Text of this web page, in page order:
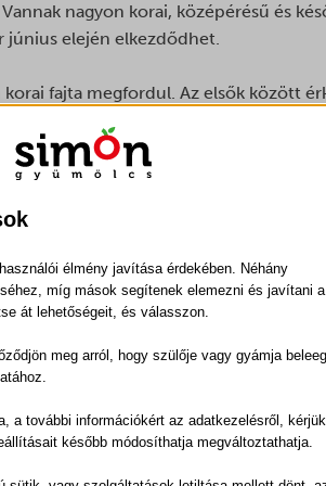
nagyon korai, középérésű és
június elején elkezdődhet.
fajta megfordul. Az elsők között
már a szezon elején kiváló
klasszikusabb, sokak által ismert és
kajszi, amelyek jellemzően július
sárgabarack, gyakran találkozunk
olyan korai fajtákról, amelyeket
megőrizzék a kiváló ízüket és
munkájának eredménye. A
szemben, jobban
élmény javítása érdekében. Néhány
míg mások segítenek elemezni és javítani a
át lehetőségeit, és válasszon.
meg arról, hogy szülője vagy gyámja
a további információkért az adatkezelésről,
később módosíthatja megváltoztathatja.